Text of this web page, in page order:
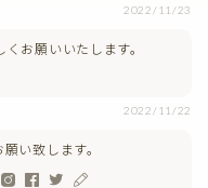
2022/11/23
お願いいたします。
2022/11/22
い致します。